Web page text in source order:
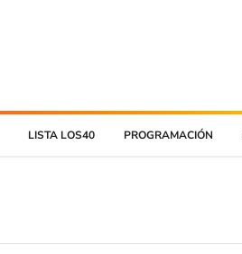
LISTA LOS40 PROGRAMACIÓN